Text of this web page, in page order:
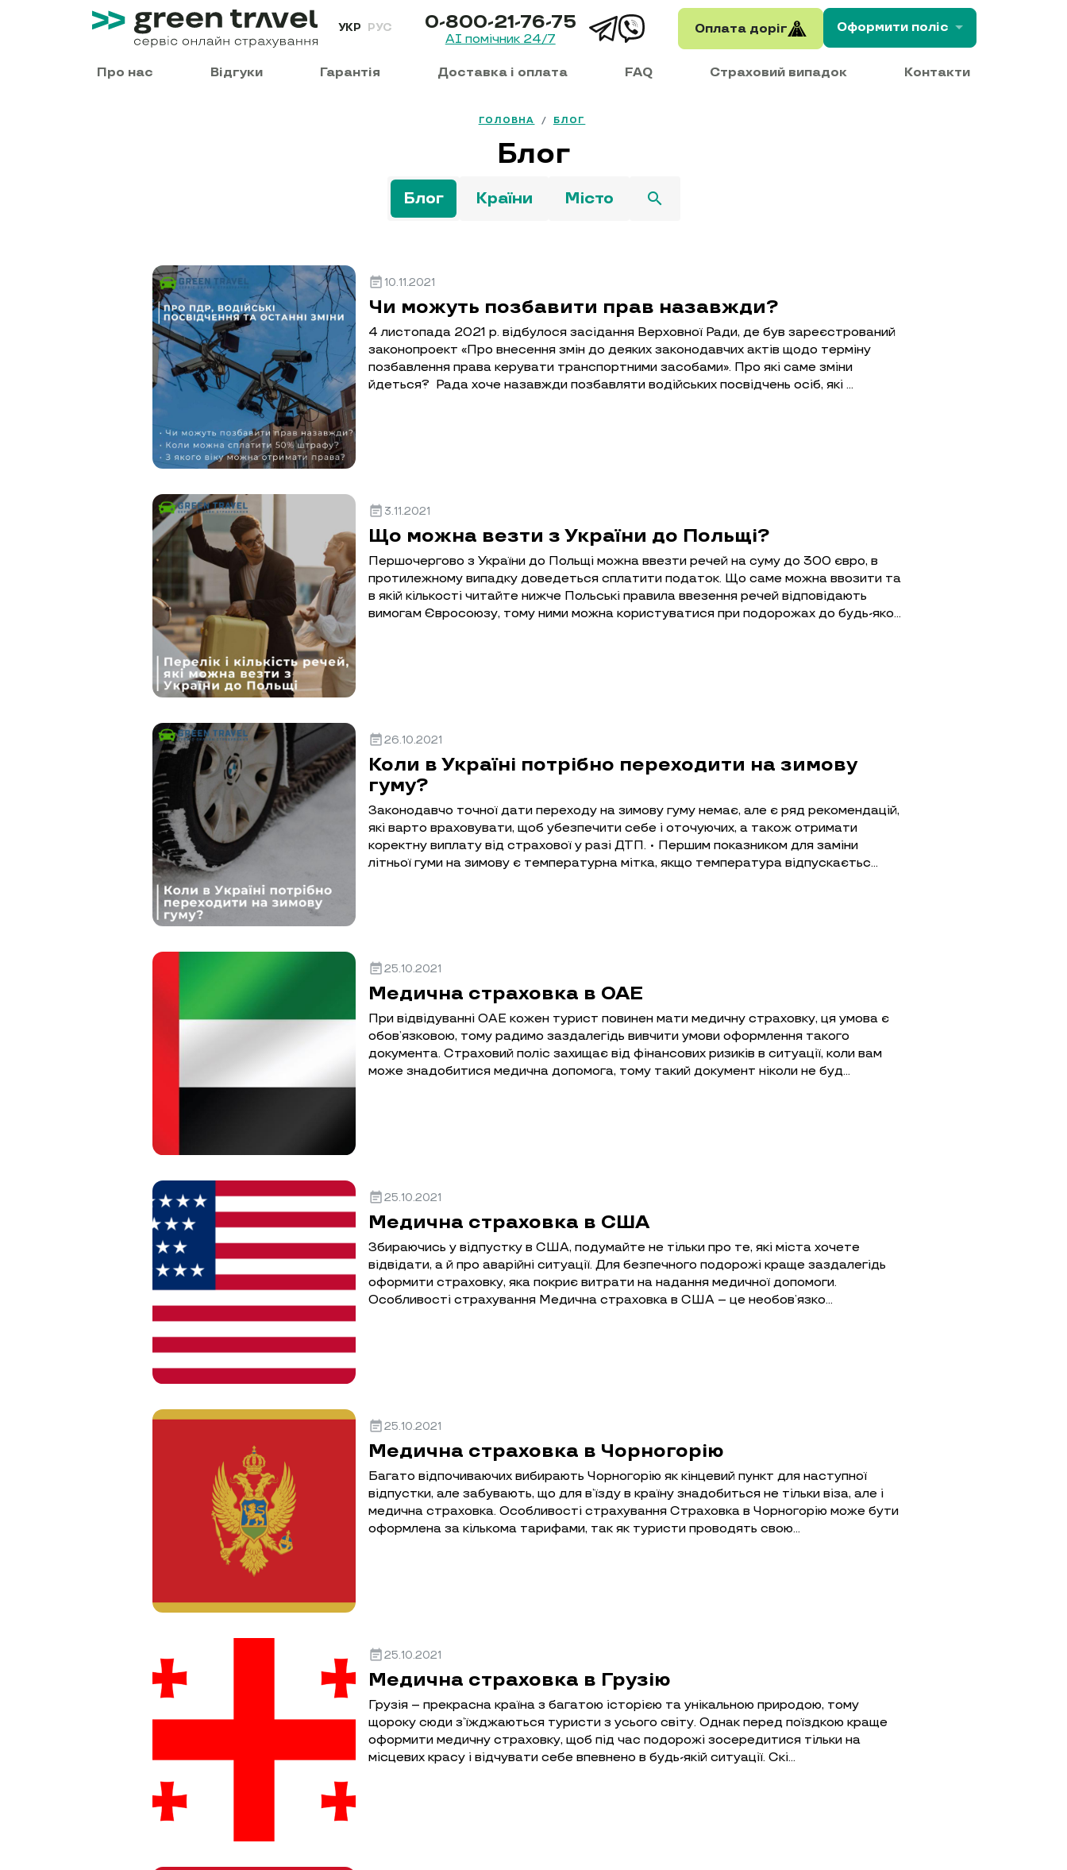
Про нас Відгуки Гарантія Доставка і оплата FAQ Страховий випадок Контакти
УКР РУС 0-800-21-76-75
AI помічник 24/7
Оплата доріг Оформити поліс
ГОЛОВНА / БЛОГ
Блог
Блог Країни Місто search
event_note 10.11.2021
Чи можуть позбавити прав назавжди?
4 листопада 2021 р. відбулося засідання Верховної Ради, де був зареєстрований
законопроект «Про внесення змін до деяких законодавчих актів щодо терміну
позбавлення права керувати транспортними засобами». Про які саме зміни
йдеться? Рада хоче назавжди позбавляти водійських посвідчень осіб, які …
event_note 3.11.2021
Що можна везти з України до Польщі?
Першочергово з України до Польщі можна ввезти речей на суму до 300 євро, в
протилежному випадку доведеться сплатити податок. Що саме можна ввозити та
в якій кількості читайте нижче Польські правила ввезення речей відповідають
вимогам Євросоюзу, тому ними можна користуватися при подорожах до будь-яко…
event_note26.10.2021
Коли в Україні потрібно переходити на зимову
гуму?
Законодавчо точної дати переходу на зимову гуму немає, але є ряд рекомендацій,
які варто враховувати, щоб убезпечити себе і оточуючих, а також отримати
коректну виплату від страхової у разі ДТП. • Першим показником для заміни
літньої гуми на зимову є температурна мітка, якщо температура відпускаєтьс…
event_note25.10.2021
Медична страховка в ОАЕ
При відвідуванні ОАЕ кожен турист повинен мати медичну страховку, ця умова є
обов’язковою, тому радимо заздалегідь вивчити умови оформлення такого
документа. Страховий поліс захищає від фінансових ризиків в ситуації, коли вам
може знадобитися медична допомога, тому такий документ ніколи не буд…
event_note25.10.2021
Медична страховка в США
Збираючись у відпустку в США, подумайте не тільки про те, які міста хочете
відвідати, а й про аварійні ситуації. Для безпечного подорожі краще заздалегідь
оформити страховку, яка покриє витрати на надання медичної допомоги.
Особливості страхування Медична страховка в США – це необов’язко…
event_note25.10.2021
Медична страховка в Чорногорію
Багато відпочиваючих вибирають Чорногорію як кінцевий пункт для наступної
відпустки, але забувають, що для в’їзду в країну знадобиться не тільки віза, але і
медична страховка. Особливості страхування Страховка в Чорногорію може бути
оформлена за кількома тарифами, так як туристи проводять свою…
event_note25.10.2021
Медична страховка в Грузію
Грузія – прекрасна країна з багатою історією та унікальною природою, тому
щороку сюди з’їжджаються туристи з усього світу. Однак перед поїздкою краще
оформити медичну страховку, щоб під час подорожі зосередитися тільки на
місцевих красу і відчувати себе впевнено в будь-якій ситуації. Скі…